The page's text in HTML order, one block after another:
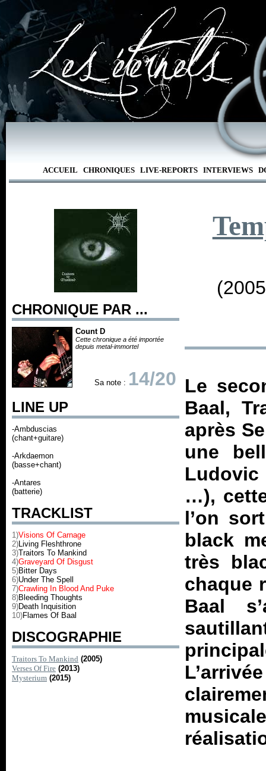
ACCUEIL CHRONIQUES LIVE-REPORTS INTERVIEWS
CHRONIQUE PAR ...
Count D
Cette chronique a été importée
depuis metal-immortel
Sa note : 14/20
LINE UP
-Ambduscias
(chant+guitare)
-Arkdaemon
(basse+chant)
-Antares
(batterie)
TRACKLIST
1)Visions Of Carnage
2)Living Fleshthrone
3)Traitors To Mankind
4)Graveyard Of Disgust
5)Bitter Days
6)Under The Spell
7)Crawling In Blood And Puke
8)Bleeding Thoughts
9)Death Inquisition
10)Flames Of Baal
DISCOGRAPHIE
Traitors To Mankind (2005)
Verses Of Fire (2013)
Mysterium (2015)
Le
Baal,
après
une
Ludovic
…),
l’on
black
très
chaque
Baal